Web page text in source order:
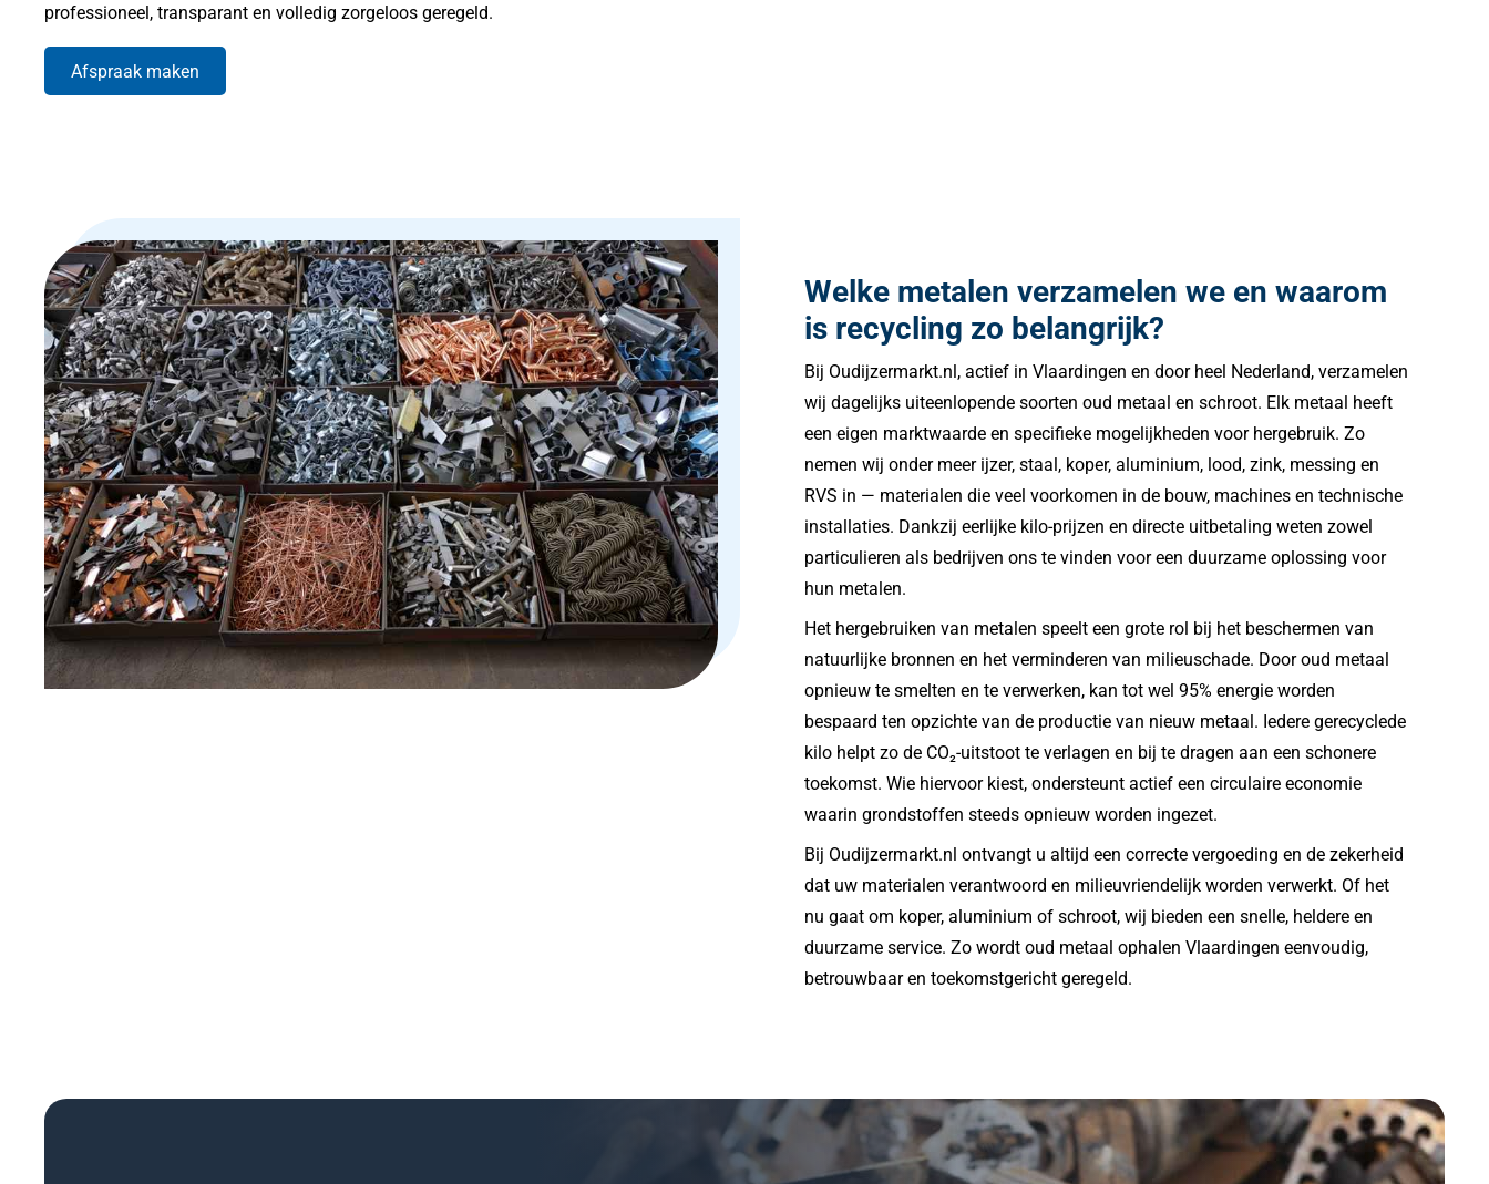
professioneel, transparant en volledig zorgeloos geregeld.
Afspraak maken
Welke metalen verzamelen we en waarom
is recycling zo belangrijk?
Bij Oudijzermarkt.nl, actief in Vlaardingen en door heel Nederland, verzamelen
wij dagelijks uiteenlopende soorten oud metaal en schroot. Elk metaal heeft
een eigen marktwaarde en specifieke mogelijkheden voor hergebruik. Zo
nemen wij onder meer ijzer, staal, koper, aluminium, lood, zink, messing en
RVS in — materialen die veel voorkomen in de bouw, machines en technische
installaties. Dankzij eerlijke kilo-prijzen en directe uitbetaling weten zowel
particulieren als bedrijven ons te vinden voor een duurzame oplossing voor
hun metalen.
Het hergebruiken van metalen speelt een grote rol bij het beschermen van
natuurlijke bronnen en het verminderen van milieuschade. Door oud metaal
opnieuw te smelten en te verwerken, kan tot wel 95% energie worden
bespaard ten opzichte van de productie van nieuw metaal. Iedere gerecyclede
kilo helpt zo de CO₂-uitstoot te verlagen en bij te dragen aan een schonere
toekomst. Wie hiervoor kiest, ondersteunt actief een circulaire economie
waarin grondstoffen steeds opnieuw worden ingezet.
Bij Oudijzermarkt.nl ontvangt u altijd een correcte vergoeding en de zekerheid
dat uw materialen verantwoord en milieuvriendelijk worden verwerkt. Of het
nu gaat om koper, aluminium of schroot, wij bieden een snelle, heldere en
duurzame service. Zo wordt oud metaal ophalen Vlaardingen eenvoudig,
betrouwbaar en toekomstgericht geregeld.